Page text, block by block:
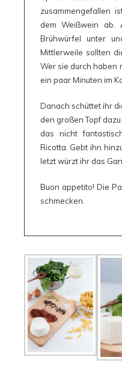
zusammengefallen
dem Weißwein ab.
Brühwürfel unter
Mittlerweile sollten
Wer sie durch haben
ein paar Minuten im
Danach schüttet ihr
den großen Topf
das nicht
Ricotta. Gebt ihn
letzt würzt ihr das
Buon appetito! Die
schmecken.